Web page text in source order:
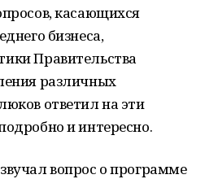
касающихся
бизнеса,
Правительства
различных
ответил на эти
и интересно.
вопрос о программе